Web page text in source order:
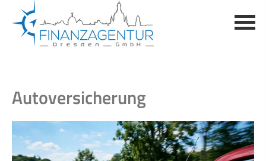
Auto­ver­si­che­rung